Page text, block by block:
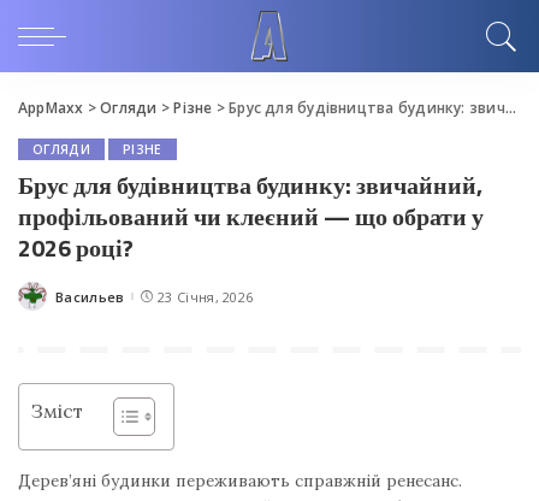
AppMaxx >Огляди >Різне >Брус для будівництва будинку: звичайний, профільований чи клеєний — що обрати у 2026 році?
ОГЛЯДИ РІЗНЕ
Брус для будівництва будинку: звичайний,
профільований чи клеєний — що обрати у
2026 році?
Posted
Васильев 23 Січня, 2026
Зміст
Дерев’яні будинки переживають справжній ренесанс.